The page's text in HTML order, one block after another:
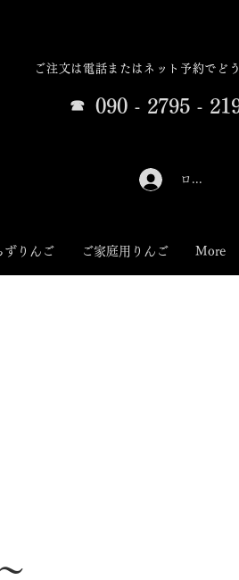
ご注文は電話またはネット予約でど
​☎ 090 - 2795 -
ログイン
ずりんご ご家庭用りんご More